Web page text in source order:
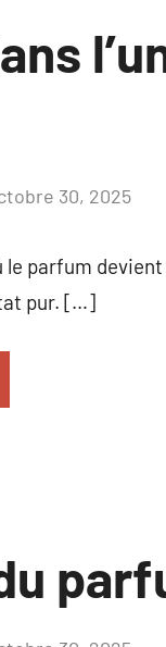
30, 2025
parfum
pur. […]